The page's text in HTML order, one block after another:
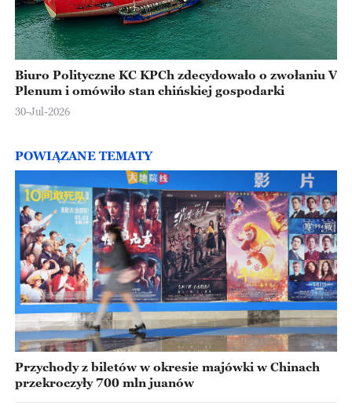
Biuro Polityczne KC KPCh zdecydowało o zwołaniu V
Plenum i omówiło stan chińskiej gospodarki
30-Jul-2026
POWIĄZANE TEMATY
Przychody z biletów w okresie majówki w Chinach
przekroczyły 700 mln juanów